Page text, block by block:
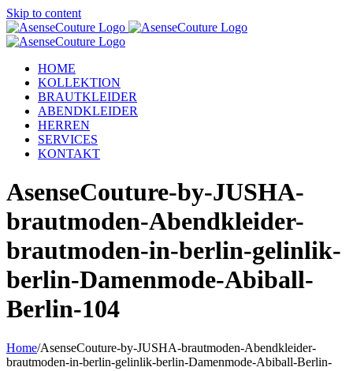
Skip to content
HOME
KOLLEKTION
BRAUTKLEIDER
ABENDKLEIDER
HERREN
SERVICES
KONTAKT
AsenseCouture-by-JUSHA-
brautmoden-Abendkleider-
brautmoden-in-berlin-gelinlik-
berlin-Damenmode-Abiball-
Berlin-104
Home/AsenseCouture-by-JUSHA-brautmoden-Abendkleider-
brautmoden-in-berlin-gelinlik-berlin-Damenmode-Abiball-Berlin-